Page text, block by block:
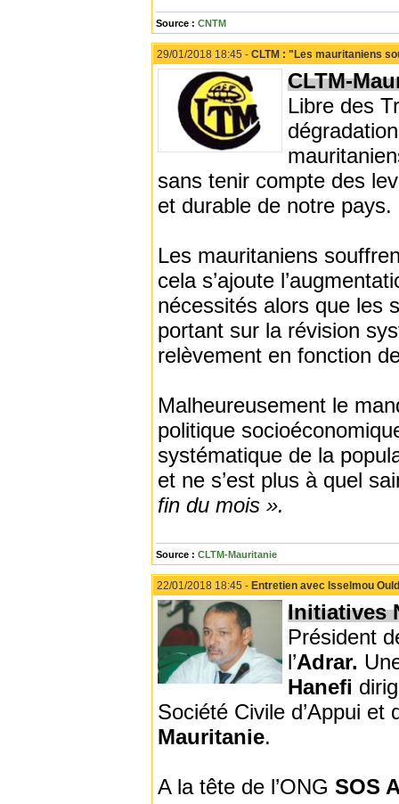
Source : CNTM
29/01/2018 18:45 - CLTM : "Les mauritaniens
CLTM-
Libre des
sans tenir compte des
et durable de notre pays.
Les mauritaniens
cela s’ajoute
nécessités alors que les
portant sur la révision
relèvement en fonction
Malheureusement le
politique
systématique de la
et ne s’est plus à quel
fin du mois ».
Source : CLTM-Mauritanie
22/01/2018 18:45 - Entretien avec Isselmou
Initiatives
Président
l’Adrar.
Hanefi
Société Civile d’Appui
Mauritanie.
A la tête de l’ONG SOS